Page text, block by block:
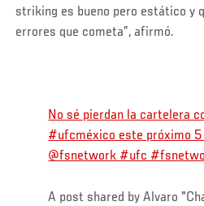
striking es bueno pero estático y
errores que cometa”, afirmó.
No sé pierdan la cartelera
#ufcméxico este próximo 5
@fsnetwork #ufc
A post shared by Alvaro